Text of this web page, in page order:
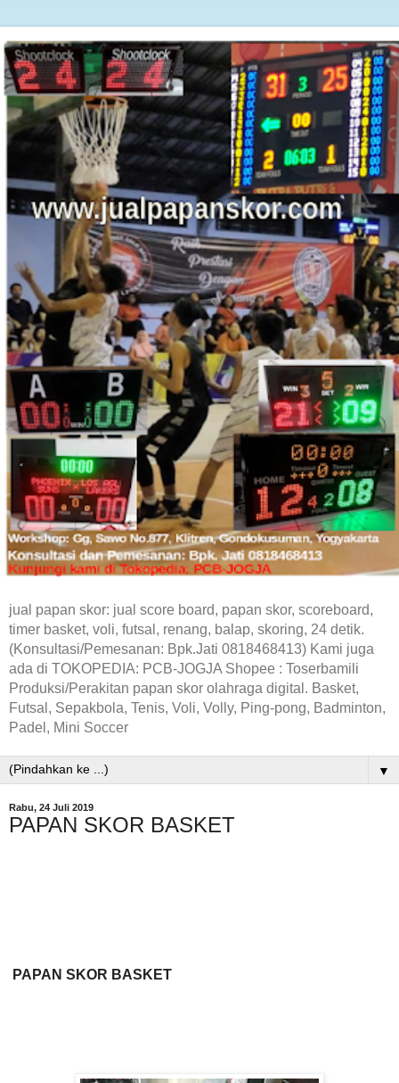
jual papan skor: jual score board, papan skor, scoreboard,
timer basket, voli, futsal, renang, balap, skoring, 24 detik.
(Konsultasi/Pemesanan: Bpk.Jati 0818468413) Kami juga
ada di TOKOPEDIA: PCB-JOGJA Shopee : Toserbamili
Produksi/Perakitan papan skor olahraga digital. Basket,
Futsal, Sepakbola, Tenis, Voli, Volly, Ping-pong, Badminton,
Padel, Mini Soccer
▼
Rabu, 24 Juli 2019
PAPAN SKOR BASKET
PAPAN SKOR BASKET